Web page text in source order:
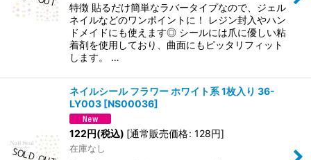
特徴 貼るだけ簡単なラバータイプなので、ジェル
ネイルなどのワンポイントに！ レジン封入やハン
ドメイドにも使えます◎ シールには爪に優しい粘
着剤を使用しており、曲面にもピッタリフィット
します。 …
ネイルシール フラワー ホワイト系 1枚入り 36-
LY003 [NS00036]
122円(税込) [通常販売価格: 128円]
在庫なし